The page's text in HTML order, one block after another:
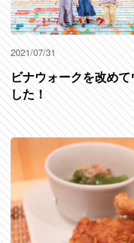
2021/07/31
ビナウォークを改め
した！